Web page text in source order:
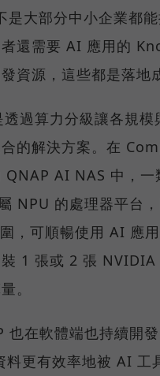
是大部分中小企業都
還需要 AI 應用的
資源，這些都是落地
過算力分級讓各規模
的解決方案。在
QNAP AI NAS 中，一
NPU 的處理器平台
，可順暢使用 AI 應
1 張或 2 張 NVIDIA
。
也在軟體端也持續開
料更有效率地被 AI 工